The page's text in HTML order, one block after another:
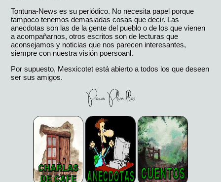
Tontuna-News es su periódico. No necesita papel porque
tampoco tenemos demasiadas cosas que decir. Las
anecdotas son las de la gente del pueblo o de los que vienen
a acompañarnos, otros escritos son de lecturas que
aconsejamos y noticias que nos parecen interesantes,
siempre con nuestra visión poersoanl.
Por supuesto, Mesxicotet está abierto a todos los que deseen
ser sus amigos.